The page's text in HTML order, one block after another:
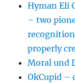
Hyman Eli
– two
properly
Moral und
OkCupid –